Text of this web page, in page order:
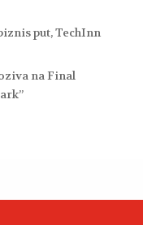
put, TechInn
na Final